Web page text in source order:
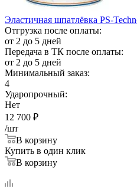
Эластичная шпатлёвка PS-
Отгрузка после оплаты:
от 2 до 5 дней
Передача в ТК после оплаты:
от 2 до 5 дней
Минимальный заказ:
4
Ударопрочный:
Нет
12 700 ₽
/шт
В корзину
Купить в один клик
В корзину